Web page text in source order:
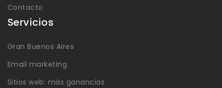
Contacto
Servicios
Gran Buenos Aires
Email marketing
Sitios web: más ganancias